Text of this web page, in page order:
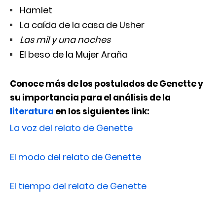
Hamlet
La caída de la casa de Usher
Las mil y una noches
El beso de la Mujer Araña
Conoce más de los postulados de Genette y
su importancia para el análisis de la
literatura en los siguientes link:
La voz del relato de Genette
El modo del relato de Genette
El tiempo del relato de Genette